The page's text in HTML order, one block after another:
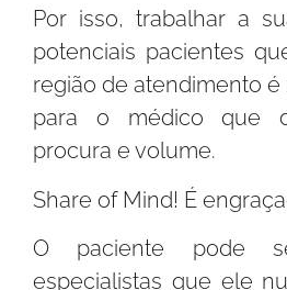
Por isso, trabalhar a
potenciais pacientes
região de atendimento
para o médico que
procura e volume.
Share of Mind! É
O paciente pode
especialistas que ele